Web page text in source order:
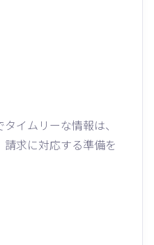
イムリーな情報は、
求に対応する準備を